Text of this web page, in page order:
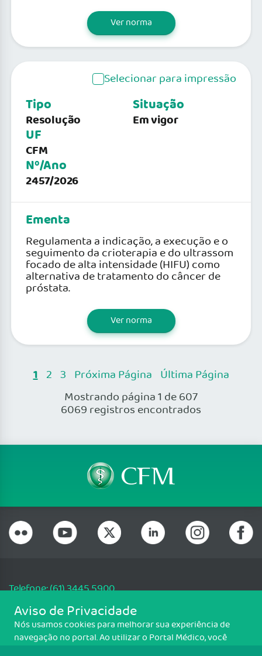
Ver norma
Selecionar para impressão
Tipo
Resolução
UF
CFM
Nº/Ano
2457/2026
Situação
Em vigor
Ementa
Regulamenta a indicação, a execução e o
seguimento da crioterapia e do ultrassom
focado de alta intensidade (HIFU) como
alternativa de tratamento do câncer de
próstata.
Ver norma
1 2 3 Próxima Página Última Página
Mostrando página 1 de 607
6069 registros encontrados
Telefone: (61) 3445 5900
Email: cfm@portalmedico.org.br
SGAS 616, Conjunto D, Lote 115, L2 Sul, Brasília/DF - CEP: 70200-760 -
CNPJ: 33.583.550/0001-30
Aviso de Privacidade
Nós usamos cookies para melhorar sua experiência de
navegação no portal. Ao utilizar o Portal Médico, você